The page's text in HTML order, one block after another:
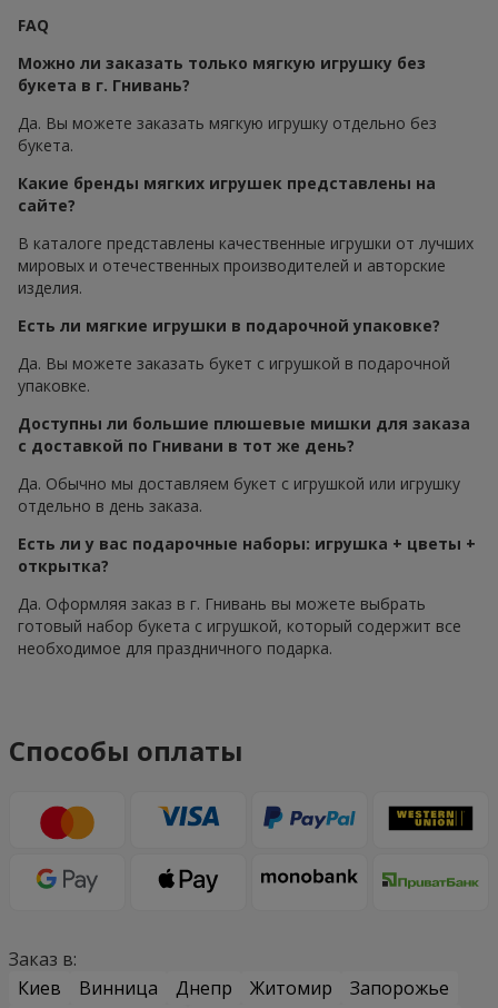
FAQ
Можно ли заказать только мягкую игрушку без
букета в г. Гнивань?
Да. Вы можете заказать мягкую игрушку отдельно без
букета.
Какие бренды мягких игрушек представлены на
сайте?
В каталоге представлены качественные игрушки от лучших
мировых и отечественных производителей и авторские
изделия.
Есть ли мягкие игрушки в подарочной упаковке?
Да. Вы можете заказать букет с игрушкой в подарочной
упаковке.
Доступны ли большие плюшевые мишки для заказа
с доставкой по Гнивани в тот же день?
Да. Обычно мы доставляем букет с игрушкой или игрушку
отдельно в день заказа.
Есть ли у вас подарочные наборы: игрушка + цветы +
открытка?
Да. Оформляя заказ в г. Гнивань вы можете выбрать
готовый набор букета с игрушкой, который содержит все
необходимое для праздничного подарка.
Способы оплаты
Заказ в:
Киев
Винница Днепр Житомир
Запорожье